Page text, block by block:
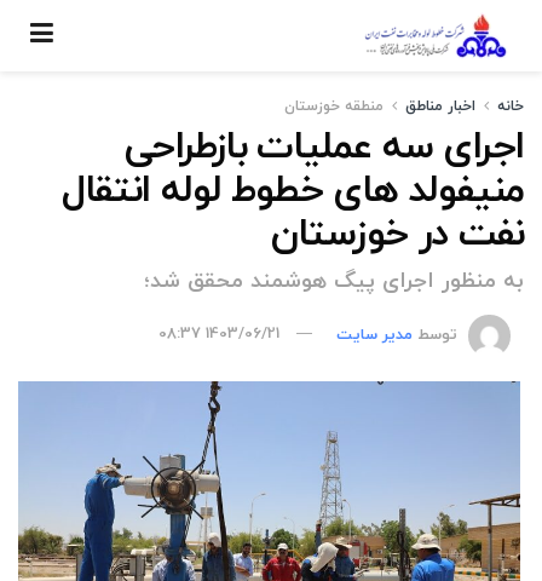
خانه اخبار مناطق منطقه خوزستان
اجرای سه عملیات بازطراحی
منیفولد های خطوط لوله انتقال
نفت در خوزستان
به منظور اجرای پیگ هوشمند محقق شد؛
توسط مدیر سایت 1403/06/21 08:37